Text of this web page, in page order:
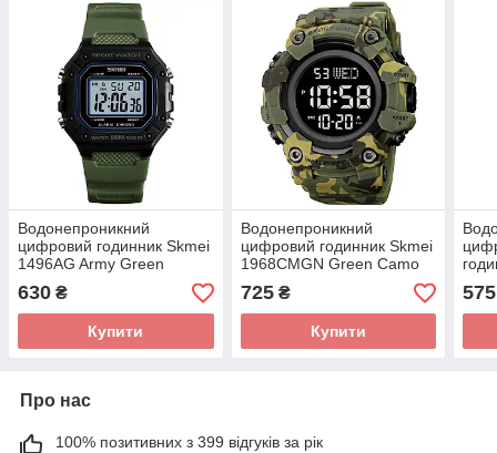
Водонепроникний
цифровий годинник Skmei
1496AG Army Green
630 ₴
Купити
Водонепроникний
цифровий годинник Skmei
1968CMGN Green Camo
725₴
Купити
575
Про нас
100% позитивних з 399 відгуків за рік